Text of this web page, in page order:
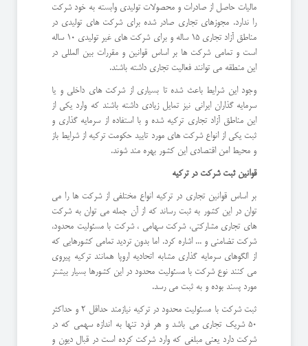
مالیات حاصل از صادرات و محصولات تولیدی وابسته به خود شرکت
را ندارد. مجوزهای تجاری صادر شده برای شرکت های تولیدی در
مناطق آزاد تجاری 15 ساله و برای شرکت های غیر تولیدی 10 ساله
است و تمامی شرکت ها بر اساس قوانین و مقررات بین المللی در
این منطقه می توانند فعالیت تجاری داشته باشند.
وجود این شرایط باعث شده تا بسیاری از شرکت های داخلی و یا
سرمایه گذاران ایرانی نیز تمایل زیادی داشته باشند که وارد یکی از
این مناطق آزاد تجاری ترکیه شده و با استفاده از سرمایه گذاری و
ثبت یکی از انواع شرکت های مورد تایید حکومت ترکیه از شرایط باز
و محیط امن اقتصادی این کشور بهره مند شوند.
قوانین ثبت شرکت در ترکیه
بر اساس قوانین تجاری در ترکیه انواع مختلفی از شرکت ها را می
توان در این کشور به ثبت رساند که از آن جمله می توان به شرکت
های تجاری مشارکتی، شرکت سهامی ، شرکت با مسئولیت محدود،
شرکت تضامنی و ... اشاره کرد. اما بدون تردید تمامی کشورهایی که
از الگوهای سرمایه گذاری مشابه اتحادیه اروپا همانند ترکیه پیروی
می کنند نوع شرکت با مسئولیت محدود در این کشورها بسیار بیشتر
مورد پسند بوده و به ثبت می رسد.
ثبت شرکت با مسئولیت محدود در ترکیه نیازمند حداقل 2 و حداکثر
50 شریک تجاری می باشد و هر فرد تنها به اندازه سهمی که در
شرکت دارد یعنی مبلغی که وارد شرکت کرده است در قبال دیون و